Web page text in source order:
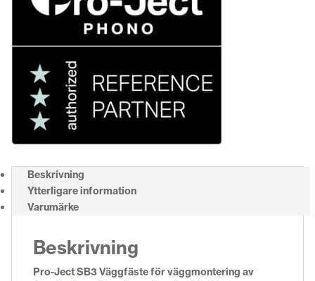
Beskrivning
Ytterligare information
Varumärke
Beskrivning
Pro-Ject SB3 Väggfäste för väggmontering av